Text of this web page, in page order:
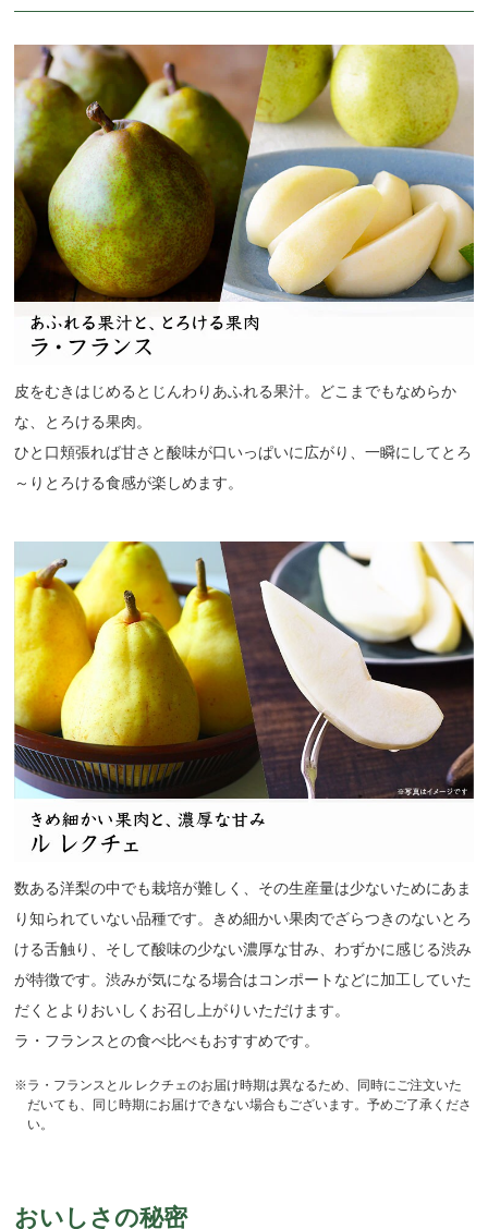
皮をむきはじめるとじんわりあふれる果汁。どこまでもなめらか
な、とろける果肉。
ひと口頬張れば甘さと酸味が口いっぱいに広がり、一瞬にしてとろ
～りとろける食感が楽しめます。
数ある洋梨の中でも栽培が難しく、その生産量は少ないためにあま
り知られていない品種です。きめ細かい果肉でざらつきのないとろ
ける舌触り、そして酸味の少ない濃厚な甘み、わずかに感じる渋み
が特徴です。渋みが気になる場合はコンポートなどに加工していた
だくとよりおいしくお召し上がりいただけます。
ラ・フランスとの食べ比べもおすすめです。
※ラ・フランスとル レクチェのお届け時期は異なるため、同時にご注文いた
だいても、同じ時期にお届けできない場合もございます。予めご了承くださ
い。
おいしさの秘密